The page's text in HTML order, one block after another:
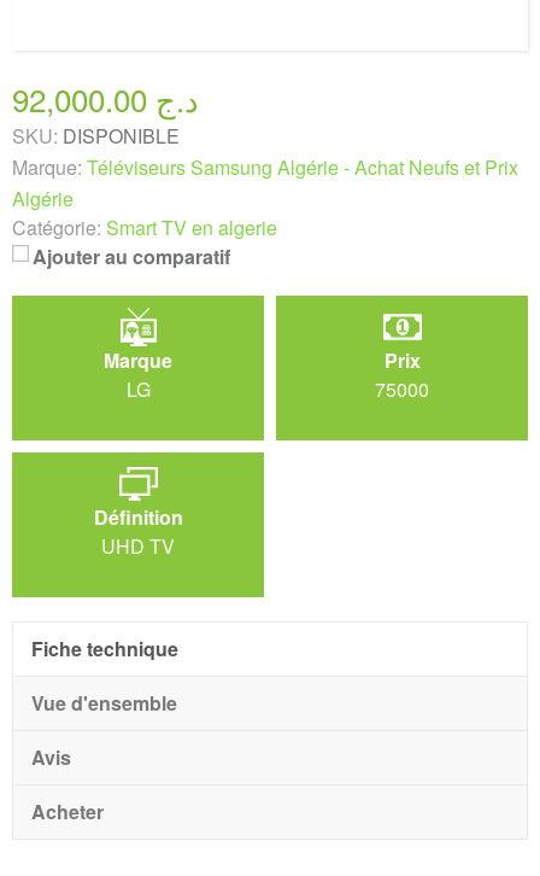
92,000.00 د.ج
SKU: DISPONIBLE
Marque: Téléviseurs Samsung Algérie - Achat Neufs et Prix
Algérie
Catégorie: Smart TV en algerie
Ajouter au comparatif
Marque
LG
Prix
75000
Définition
UHD TV
Fiche technique
Vue d'ensemble
Avis
Acheter